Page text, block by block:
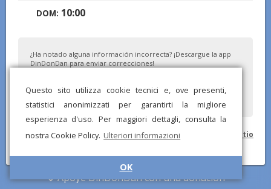
Questo sito utilizza cookie tecnici e, ove presenti,
statistici anonimizzati per garantirti la migliore
esperienza d'uso. Per maggiori dettagli, consulta la
nostra Cookie Policy. Ulteriori informazioni
OK
DOM: 10:00
¿Ha notado alguna información incorrecta? ¡Descargue la app
DinDonDan para enviar correcciones!
© DinDonDan App 2026 –Política de privacidad
Agrega a tu sitio
Apoye DinDonDan con una donación